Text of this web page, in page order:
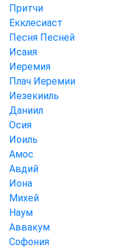
Притчи
Екклесиаст
Песня Песней
Исаия
Иеремия
Плач Иеремии
Иезекииль
Даниил
Осия
Иоиль
Амос
Авдий
Иона
Михей
Наум
Аввакум
Софония